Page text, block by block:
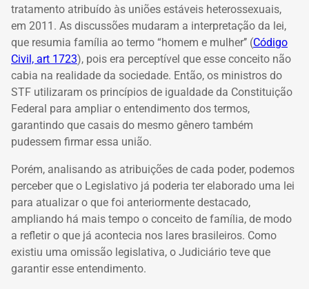
tratamento atribuído às uniões estáveis heterossexuais,
em 2011. As discussões mudaram a interpretação da lei,
que resumia família ao termo “homem e mulher’’ (Código
Civil, art 1723), pois era perceptível que esse conceito não
cabia na realidade da sociedade. Então, os ministros do
STF utilizaram os princípios de igualdade da Constituição
Federal para ampliar o entendimento dos termos,
garantindo que casais do mesmo gênero também
pudessem firmar essa união.
Porém, analisando as atribuições de cada poder, podemos
perceber que o Legislativo já poderia ter elaborado uma lei
para atualizar o que foi anteriormente destacado,
ampliando há mais tempo o conceito de família, de modo
a refletir o que já acontecia nos lares brasileiros. Como
existiu uma omissão legislativa, o Judiciário teve que
garantir esse entendimento.